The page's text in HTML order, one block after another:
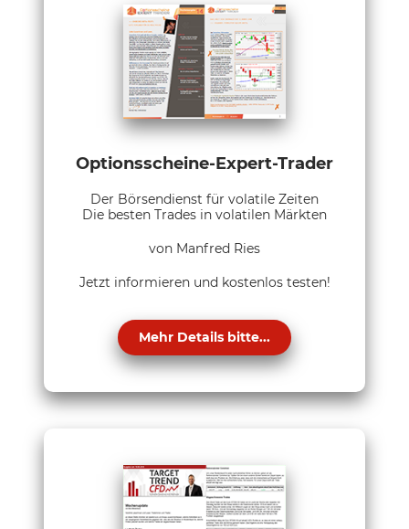
Optionsscheine-Expert-Trader
Der Börsendienst für volatile Zeiten
Die besten Trades in volatilen Märkten
von Manfred Ries
Jetzt informieren und kostenlos testen!
Mehr Details bitte...